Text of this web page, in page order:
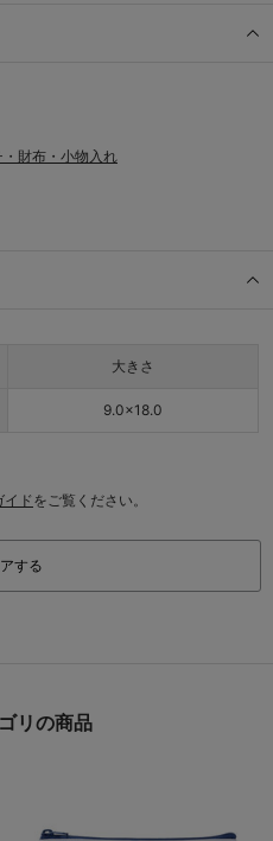
・財布・小物入れ
大きさ
9.0×18.0
イドをご覧ください。
する
リの商品